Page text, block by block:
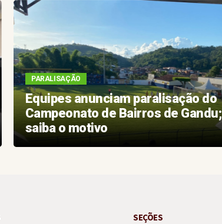
PARALISAÇÃO
Equipes anunciam paralisação do
Campeonato de Bairros de Gandu;
saiba o motivo
SEÇÕES